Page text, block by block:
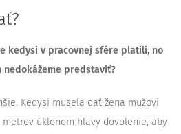
kedysi v pracovnej sfére platili, no
predstaviť?
Kedysi musela dať žena mužovi
úklonom hlavy dovolenie, aby